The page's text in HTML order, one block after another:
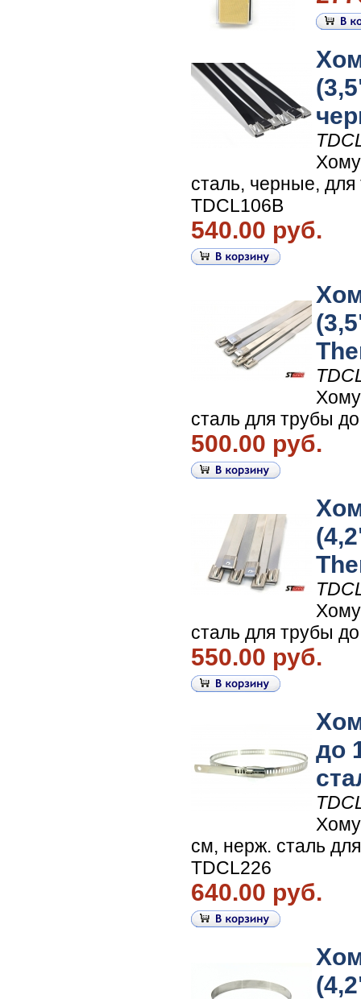
сталь, черные,
TDCL106B
540.00 руб.
сталь для трубы
500.00 руб.
сталь для трубы
550.00 руб.
до
см, нерж. сталь
TDCL226
640.00 руб.